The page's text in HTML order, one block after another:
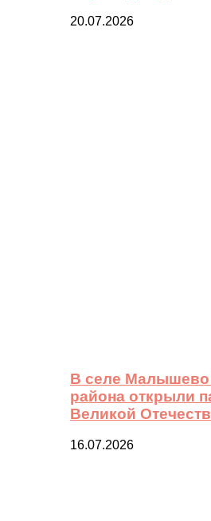
20.07.2026
В селе Малышево
района открыли
Великой
16.07.2026